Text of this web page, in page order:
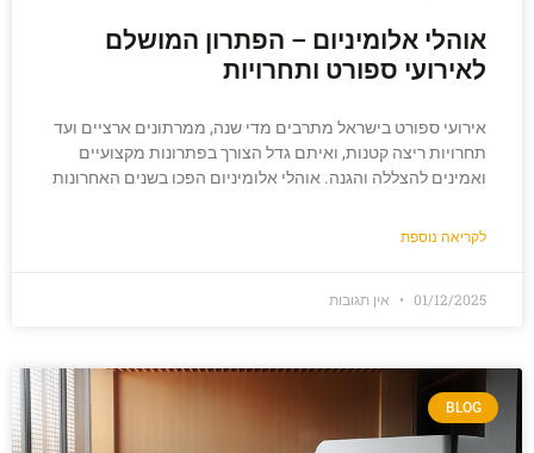
אוהלי אלומיניום – הפתרון המושלם
לאירועי ספורט ותחרויות
אירועי ספורט בישראל מתרבים מדי שנה, ממרתונים ארציים ועד
תחרויות ריצה קטנות, ואיתם גדל הצורך בפתרונות מקצועיים
ואמינים להצללה והגנה. אוהלי אלומיניום הפכו בשנים האחרונות
לקריאה נוספת
01/12/2025 אין תגובות
BLOG